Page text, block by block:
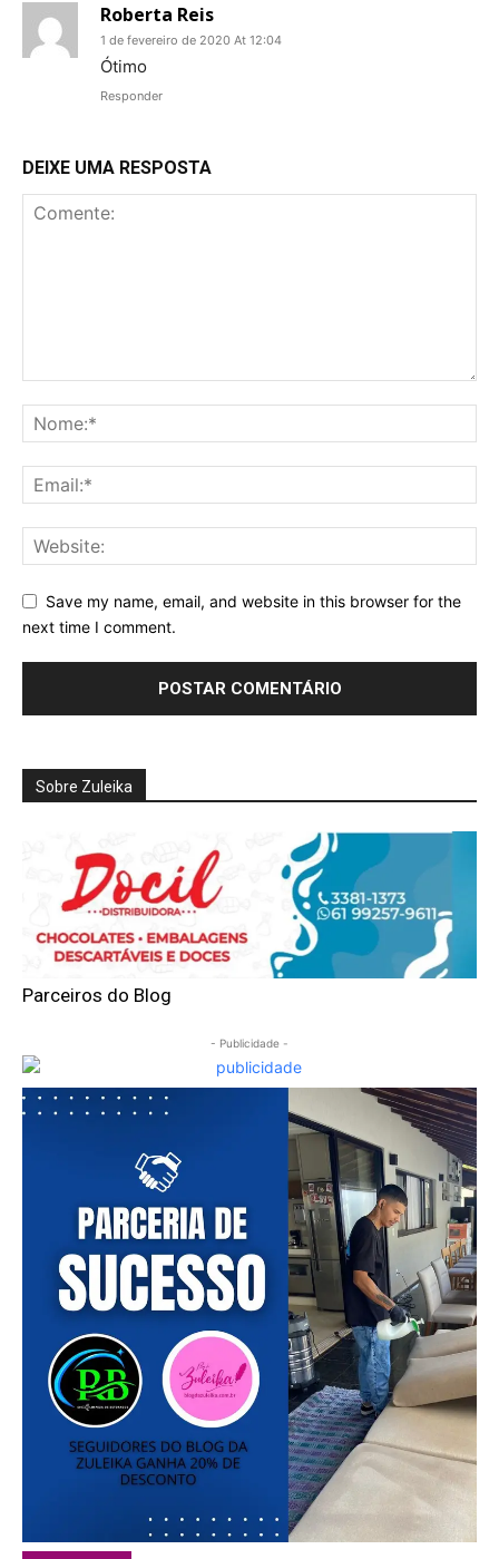
Roberta Reis
1 de fevereiro de 2020 At 12:04
Ótimo
Responder
DEIXE UMA RESPOSTA
Save my name, email, and website in this browser for the
next time I comment.
Sobre Zuleika
Parceiros do Blog
- Publicidade -